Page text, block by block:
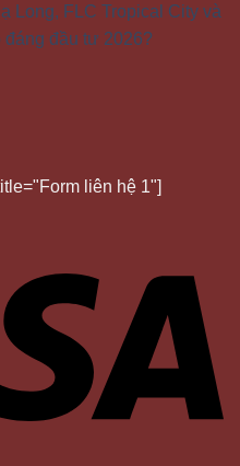
Long, FLC Tropical City và
đáng đầu tư 2026?
liên hệ 1"]